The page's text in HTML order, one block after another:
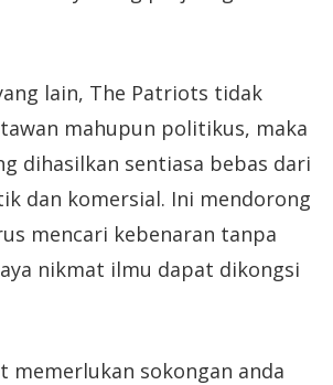
lain, The Patriots tidak
mahupun politikus, maka
dihasilkan sentiasa bebas dari
dan komersial. Ini mendorong
mencari kebenaran tanpa
nikmat ilmu dapat dikongsi
memerlukan sokongan anda